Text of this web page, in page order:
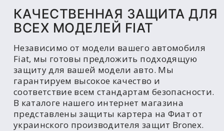
КАЧЕСТВЕННАЯ ЗАЩИТА ДЛЯ
ВСЕХ МОДЕЛЕЙ FIAT
Независимо от модели вашего автомобиля
Fiat, мы готовы предложить подходящую
защиту для вашей модели авто. Мы
гарантируем высокое качество и
соответствие всем стандартам безопасности.
В каталоге нашего интернет магазина
представлены защиты картера на Фиат от
украинского производителя защит Bronex.